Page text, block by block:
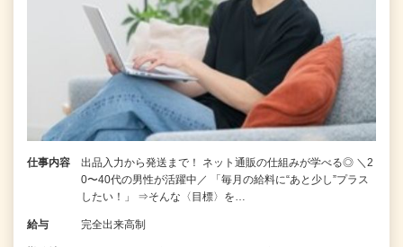
仕事内容
出品入力から発送まで！ ネット通販の仕組みが学べる◎ ＼2
0〜40代の男性が活躍中／ 「毎月の給料に“あと少し”プラス
したい！」 ⇒そんな〈目標〉を…
給与 完全出来高制